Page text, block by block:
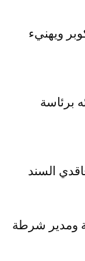
ويهنيء
برئاسة
السند
ومدير شرطة